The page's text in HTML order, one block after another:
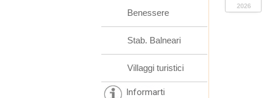
2026
Benessere
Stab. Balneari
Villaggi turistici
Informarti